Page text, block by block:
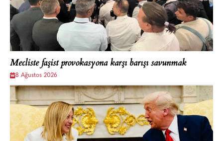
Mecliste faşist provokasyona karşı barışı savunmak
8 Ağustos 2026